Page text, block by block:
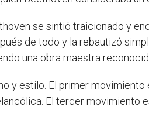
se sintió traicionado y
de todo y la rebautizó
una obra maestra
y estilo. El primer
El tercer movimiento